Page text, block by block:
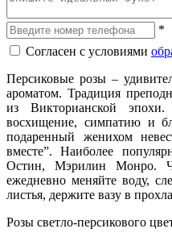
*
Согласен с условиями
Персиковые розы –
ароматом. Традиция
из Викторианской эпохи.
восхищение, симпатию и
подаренный женихом
вместе”. Наиболее
Остин, Мэрилин Монро.
ежедневно меняйте воду,
листья, держите вазу в
Розы светло-персикового